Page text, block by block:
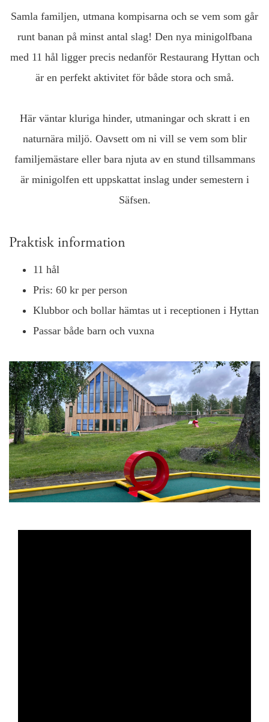
Samla familjen, utmana kompisarna och se vem som går
runt banan på minst antal slag! Den nya minigolfbana
med 11 hål ligger precis nedanför Restaurang Hyttan och
är en perfekt aktivitet för både stora och små.
Här väntar kluriga hinder, utmaningar och skratt i en
naturnära miljö. Oavsett om ni vill se vem som blir
familjemästare eller bara njuta av en stund tillsammans
är minigolfen ett uppskattat inslag under semestern i
Säfsen.
Praktisk information
11 hål
Pris: 60 kr per person
Klubbor och bollar hämtas ut i receptionen i Hyttan
Passar både barn och vuxna